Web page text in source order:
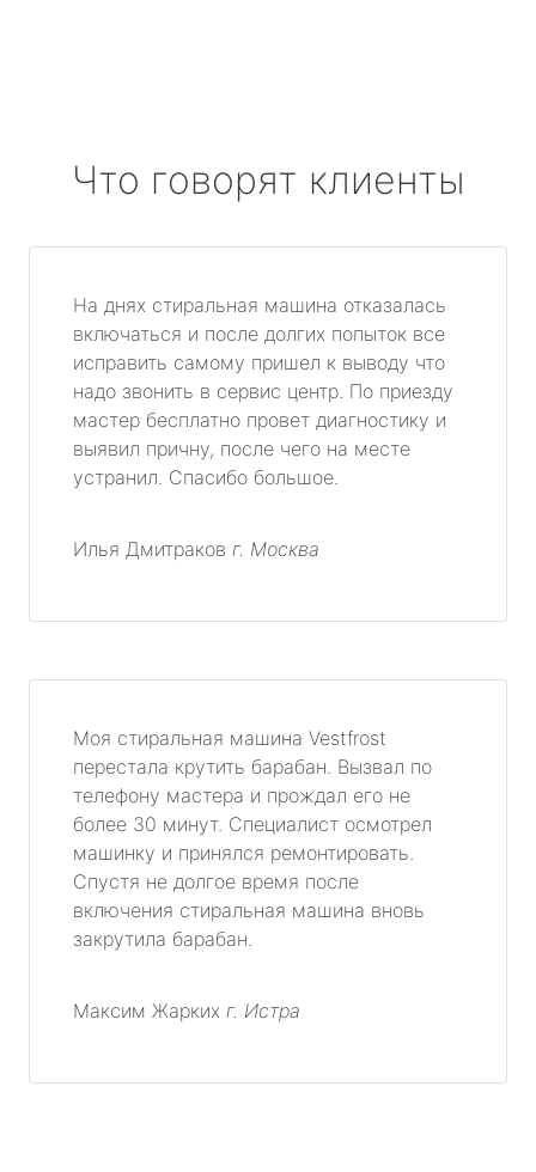
Что говорят клиенты
На днях стиральная машина отказалась
включаться и после долгих попыток все
исправить самому пришел к выводу что
надо звонить в сервис центр. По приезду
мастер бесплатно провет диагностику и
выявил причну, после чего на месте
устранил. Спасибо большое.
Илья Дмитраков г. Москва
Моя стиральная машина Vestfrost
перестала крутить барабан. Вызвал по
телефону мастера и прождал его не
более 30 минут. Специалист осмотрел
машинку и принялся ремонтировать.
Спустя не долгое время после
включения стиральная машина вновь
закрутила барабан.
Максим Жарких г. Истра